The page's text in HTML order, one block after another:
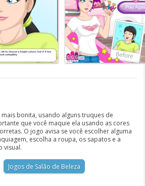
bonita, usando alguns truques de
que você maquie ela usando as cores
O jogo avisa se você escolher alguma
escolha a roupa, os sapatos e a
visual.
Jogos de Salão de Beleza